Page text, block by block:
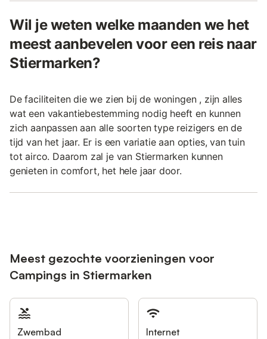
Wil je weten welke maanden we het
meest aanbevelen voor een reis naar
Stiermarken?
De faciliteiten die we zien bij de woningen , zijn alles
wat een vakantiebestemming nodig heeft en kunnen
zich aanpassen aan alle soorten type reizigers en de
tijd van het jaar. Er is een variatie aan opties, van tuin
tot airco. Daarom zal je van Stiermarken kunnen
genieten in comfort, het hele jaar door.
Meest gezochte voorzieningen voor
Campings in Stiermarken
Zwembad Internet